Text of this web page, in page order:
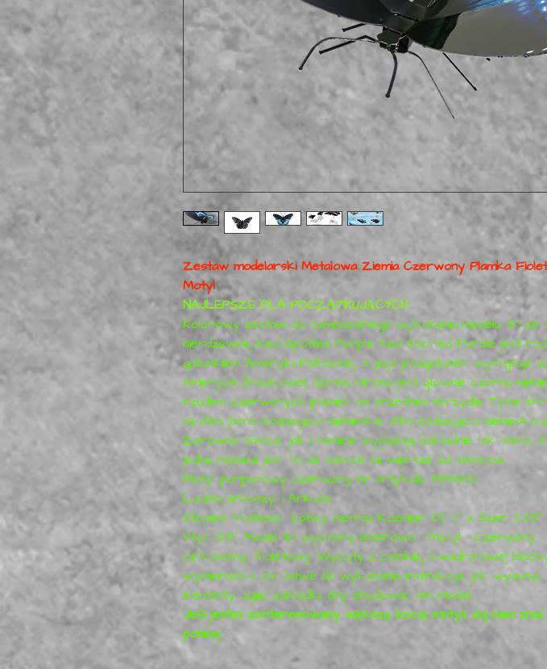
Zestaw modelarski Metalowa Ziemia Czerwony Plamka
Motyl
NAJLEPSZE DLA POCZĄTKUJĄCYCH
Kolorowy zestaw do samodzielnego wykonania modelu 3D ze
nierdzewnej Red Spotted Purple Red Spotted Purple jest
gatunkiem Ameryki Północnej, a jego podgatunek występuje w
Ameryce Środkowej. Górna strona jest głównie czarno-
rzędem czerwonych plamek na przednim skrzydle. Tylne
są albo jasno opalizująco niebieskie, albo opalizująco niebiesko-
Zarówno samce, jak i samice wyglądają dokładnie tak samo,
jedną różnicą jest to, że samice są większe od samców.
Motyl purpurowy czerwony nr artykułu: MMS130
Liczba arkuszy: 1 Arkusz
Stopień trudności: Łatwy montaż Rozmiar: Dł. 4" x Szer.
Wys. 1,25" Model 3D wycinany laserowo - Motyl - Czerwony,
cętkowany, fioletowy. Wycięty z cienkiej, kwadratowej
wymiarach 11 cm, łatwe do wykonania instrukcje, jak wysunąć
elementy, zgiąć zakładki, aby zbudować ten model.
Jeśli jesteś zainteresowany większą ilością motyli, daj nam znać
poniżej